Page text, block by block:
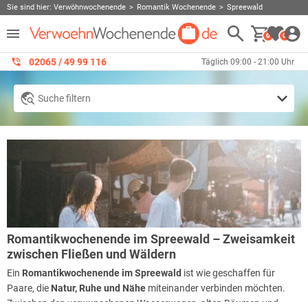
Sie sind hier: Verwöhnwochenende Romantik Wochenende Spreewald
0 0
02065 / 49 ‌99 116 Täglich 09:00 - 21:00 Uhr
Suche filtern
Romantikwochenende im Spreewald – Zweisamkeit
zwischen Fließen und Wäldern
Ein Romantikwochenende im Spreewald ist wie geschaffen für
Paare, die Natur, Ruhe und Nähe miteinander verbinden möchten.
Zwischen den verwunschenen Wasserwegen, alten Bäumen und